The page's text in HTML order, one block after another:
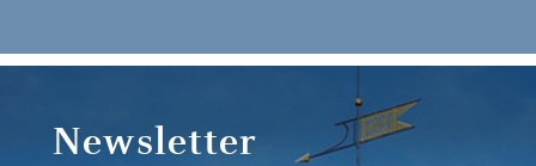
Newsletter